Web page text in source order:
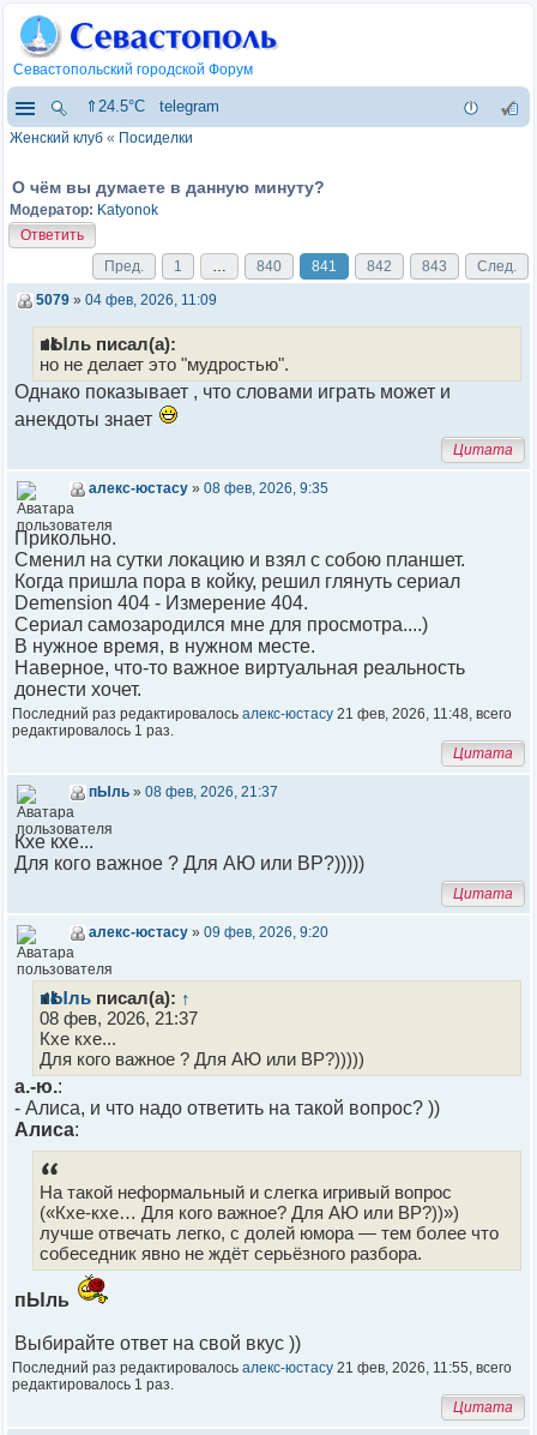
Севастопольский городской Форум
⇑24.5°C telegram
Женский клуб « Посиделки
О чём вы думаете в данную минуту?
Модератор: Katyonok
Ответить
Пред.
1 … 840 841 842 843 След.
5079 » 04 фев, 2026, 11:09
пЫль писал(а):
но не делает это "мудростью".
Однако показывает , что словами играть может и
анекдоты знает
Цитата
алекс-юстасу » 08 фев, 2026, 9:35
Прикольно.
Сменил на сутки локацию и взял с собою планшет.
Когда пришла пора в койку, решил глянуть сериал
Demension 404 - Измерение 404.
Сериал самозародился мне для просмотра....)
В нужное время, в нужном месте.
Наверное, что-то важное виртуальная реальность
донести хочет.
Последний раз редактировалось алекс-юстасу 21 фев, 2026, 11:48, всего
редактировалось 1 раз.
Цитата
пЫль » 08 фев, 2026, 21:37
Кхе кхе...
Для кого важное ? Для АЮ или ВР?)))))
Цитата
алекс-юстасу » 09 фев, 2026, 9:20
пЫль писал(а): ↑
08 фев, 2026, 21:37
Кхе кхе...
Для кого важное ? Для АЮ или ВР?)))))
а.-ю.:
- Алиса, и что надо ответить на такой вопрос? ))
Алиса:
На такой неформальный и слегка игривый вопрос
(«Кхе‑кхе… Для кого важное? Для АЮ или ВР?))»)
лучше отвечать легко, с долей юмора — тем более что
собеседник явно не ждёт серьёзного разбора.
пЫль
Выбирайте ответ на свой вкус ))
Последний раз редактировалось алекс-юстасу 21 фев, 2026, 11:55, всего
редактировалось 1 раз.
Цитата